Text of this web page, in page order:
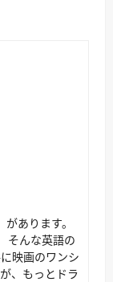
あります。
そんな英語の
映画のワンシ
、もっとドラ